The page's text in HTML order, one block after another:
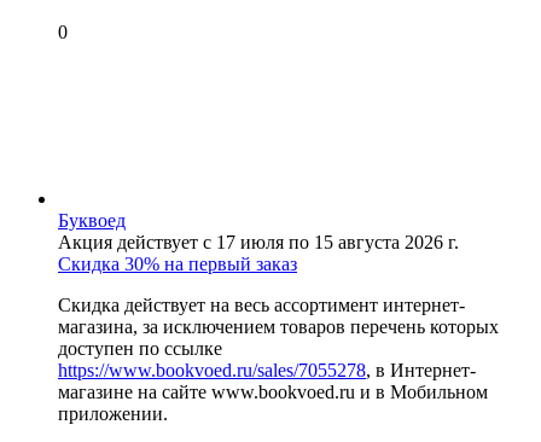
0
Буквоед
Акция действует с 17 июля по 15 августа 2026 г.
Скидка 30% на первый заказ
Скидка действует на весь ассортимент интернет-
магазина, за исключением товаров перечень которых
доступен по ссылке
https://www.bookvoed.ru/sales/7055278, в Интернет-
магазине на сайте www.bookvoed.ru и в Мобильном
приложении.